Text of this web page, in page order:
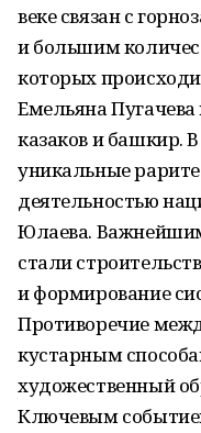
веке связан с
и большим
которых
Емельяна
казаков и башкир.
уникальные
деятельностью
Юлаева.
стали
и формирование
Противоречие
кустарным
художественный
Ключевым